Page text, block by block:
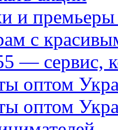
и
с
— сервис,
оптом
оптом